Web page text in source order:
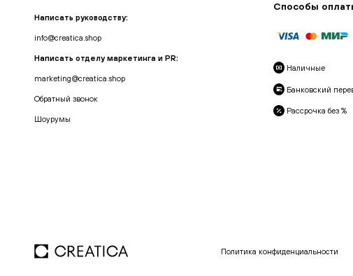
Написать руководству:
info@creatica.shop
Написать отделу маркетинга и PR:
marketing@creatica.shop
Обратный звонок
Шоурумы
Способы
Наличные
Банковский
Рассрочка без %
Политика конфиденциальности